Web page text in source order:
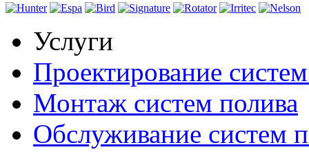
Услуги
Проектирование
Монтаж систем полива
Обслуживание систем